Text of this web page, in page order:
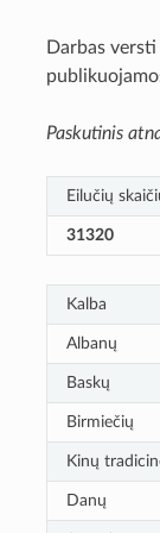
Darbas
Paskutinis
Eilučių
31320
Kalba
Albanų
Baskų
Birmiečių
Kinų
Danų